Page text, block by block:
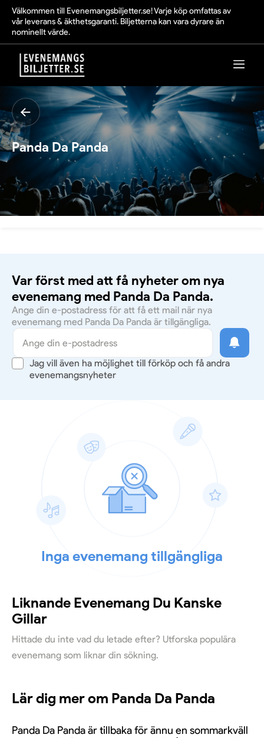
Välkommen till Evenemangsbiljetter.se! Varje köp omfattas av
vår leverans & äkthetsgaranti. Biljetterna kan vara dyrare än
nominellt värde.
Panda Da Panda
Var först med att få nyheter om nya
evenemang med Panda Da Panda.
Ange din e-postadress för att få ett mail när nya
evenemang med Panda Da Panda är tillgängliga.
Jag vill även ha möjlighet till förköp och få andra
evenemangsnyheter
Inga evenemang tillgängliga
Liknande Evenemang Du Kanske
Gillar
Hittade du inte vad du letade efter? Utforska populära
evenemang som liknar din sökning.
Lär dig mer om Panda Da Panda
Panda Da Panda är tillbaka för ännu en sommarkväll